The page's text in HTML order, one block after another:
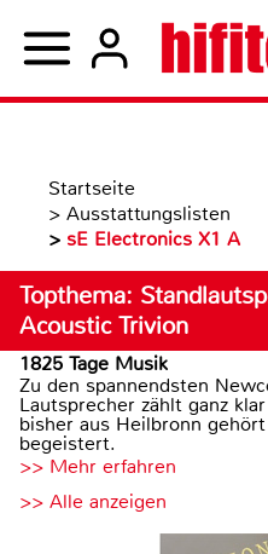
Startseite
> Ausstattungslisten
> sE Electronics X1 A
Topthema:
Acoustic Trivion
1825 Tage Musik
Zu den spannendsten
Lautsprecher zählt ganz
bisher aus Heilbronn
begeistert.
>> Mehr erfahren
>> Alle anzeigen